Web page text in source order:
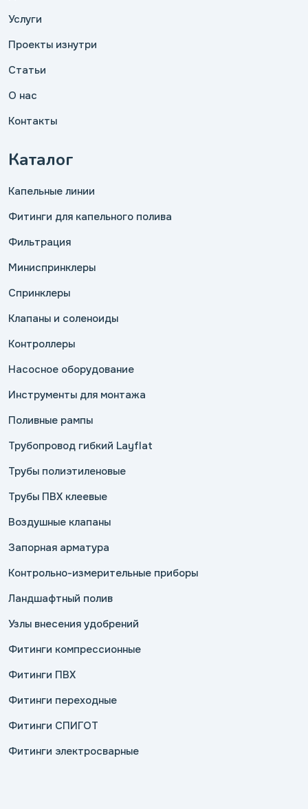
Услуги
Проекты изнутри
Статьи
О нас
Контакты
Каталог
Капельные линии
Фитинги для капельного полива
Фильтрация
Миниспринклеры
Спринклеры
Клапаны и соленоиды
Контроллеры
Насосное оборудование
Инструменты для монтажа
Поливные рампы
Трубопровод гибкий Layflat
Трубы полиэтиленовые
Трубы ПВХ клеевые
Воздушные клапаны
Запорная арматура
Контрольно-измерительные приборы
Ландшафтный полив
Узлы внесения удобрений
Фитинги компрессионные
Фитинги ПВХ
Фитинги переходные
Фитинги СПИГОТ
Фитинги электросварные